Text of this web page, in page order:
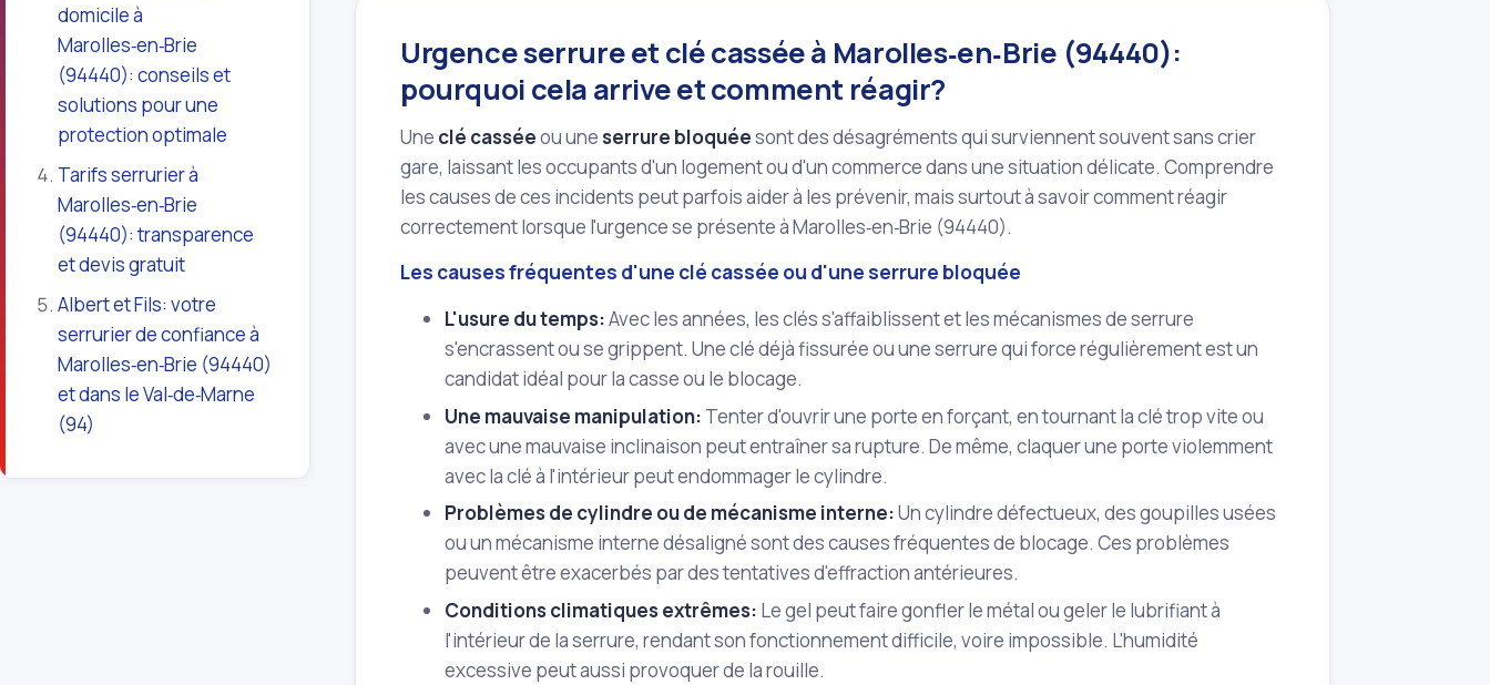
domicile à
Marolles‑en‑Brie
(94440): conseils et
solutions pour une
protection optimale
Tarifs serrurier à
Marolles‑en‑Brie
(94440): transparence
et devis gratuit
Albert et Fils: votre
serrurier de confiance à
Marolles‑en‑Brie (94440)
et dans le Val‑de‑Marne
(94)
Urgence serrure et clé cassée à Marolles‑en‑Brie (94440):
pourquoi cela arrive et comment réagir?
Une clé casséeou une serrure bloquéesont des désagréments qui surviennent souvent sans crier
gare, laissant les occupants d'un logement ou d'un commerce dans une situation délicate. Comprendre
les causes de ces incidents peut parfois aider à les prévenir, mais surtout à savoir comment réagir
correctement lorsque l'urgence se présente à Marolles‑en‑Brie (94440).
Les causes fréquentes d'une clé cassée ou d'une serrure bloquée
L'usure du temps:Avec les années, les clés s'affaiblissent et les mécanismes de serrure
s'encrassent ou se grippent. Une clé déjà fissurée ou une serrure qui force régulièrement est un
candidat idéal pour la casse ou le blocage.
Une mauvaise manipulation: Tenter d'ouvrir une porte en forçant, en tournant la clé trop vite ou
avec une mauvaise inclinaison peut entraîner sa rupture. De même, claquer une porte violemment
avec la clé à l'intérieur peut endommager le cylindre.
Problèmes de cylindre ou de mécanisme interne:Un cylindre défectueux, des goupilles usées
ou un mécanisme interne désaligné sont des causes fréquentes de blocage. Ces problèmes
peuvent être exacerbés par des tentatives d'effraction antérieures.
Conditions climatiques extrêmes: Le gel peut faire gonfler le métal ou geler le lubrifiant à
l'intérieur de la serrure, rendant son fonctionnement difficile, voire impossible. L'humidité
excessive peut aussi provoquer de la rouille.